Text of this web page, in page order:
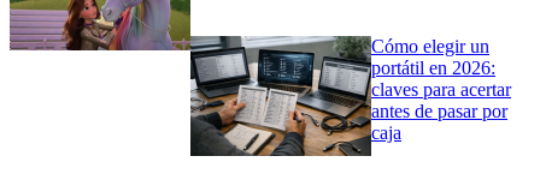
Cómo elegir un
portátil en 2026:
claves para acertar
antes de pasar por
caja